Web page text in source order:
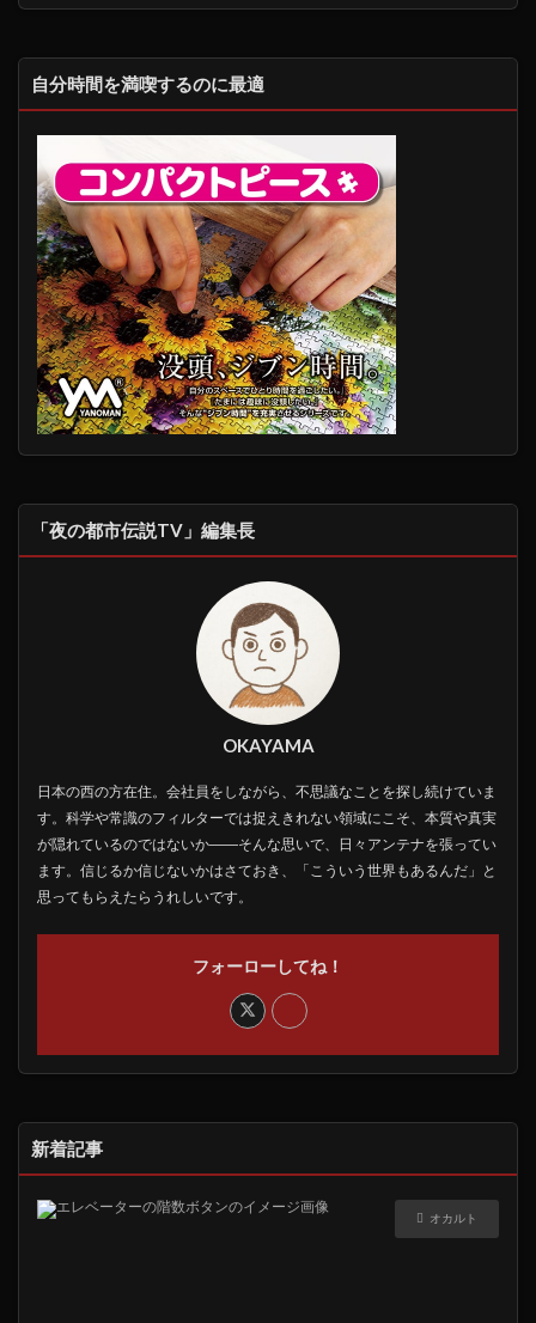
自分時間を満喫するのに最適
「夜の都市伝説TV」編集長
OKAYAMA
日本の西の方在住。会社員をしながら、不思議なことを探し続けていま
す。科学や常識のフィルターでは捉えきれない領域にこそ、本質や真実
が隠れているのではないか――そんな思いで、日々アンテナを張ってい
ます。信じるか信じないかはさておき、「こういう世界もあるんだ」と
思ってもらえたらうれしいです。
フォーローしてね！
新着記事
オカルト